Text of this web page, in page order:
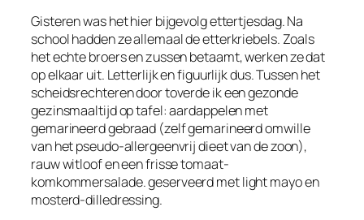
Gisteren was het hier bijgevolg ettertjesdag. Na
school hadden ze allemaal de etterkriebels. Zoals
het echte broers en zussen betaamt, werken ze dat
op elkaar uit. Letterlijk en figuurlijk dus. Tussen het
scheidsrechteren door toverde ik een gezonde
gezinsmaaltijd op tafel: aardappelen met
gemarineerd gebraad (zelf gemarineerd omwille
van het pseudo-allergeenvrij dieet van de zoon),
rauw witloof en een frisse tomaat-
komkommersalade. geserveerd met light mayo en
mosterd-dilledressing.